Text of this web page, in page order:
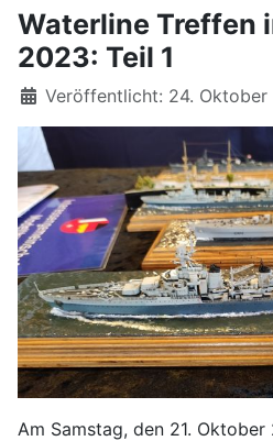
Waterline Treffen
2023: Teil 1
Details
Veröffentlicht: 24. Oktober
Am Samstag, den 21.